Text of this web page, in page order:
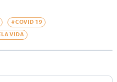
#COVID 19
VIDA